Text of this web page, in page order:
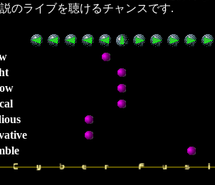
のライブを聴けるチャンスです.